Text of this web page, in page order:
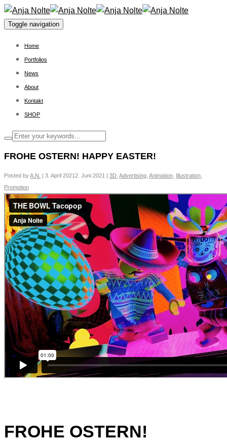
Toggle navigation
Home
Portfolios
News
About
Kontakt
SHOP
FROHE OSTERN! HAPPY EASTER!
Posted byA.N. | 3. April 20212. Juni 2021 | 3D Advertising Animation Illustration
Promotion
FROHE OSTERN!